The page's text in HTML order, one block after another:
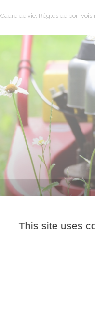
Cadre de vie, Règles de bon
This site uses